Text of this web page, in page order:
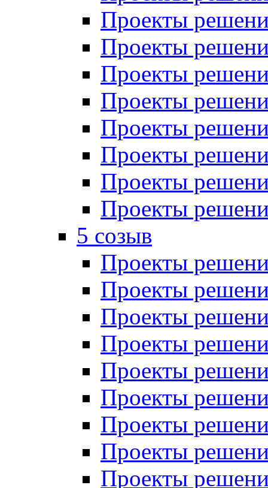
Проекты
Проекты
Проекты
Проекты
Проекты
Проекты
Проекты
Проекты
5 созыв
Проекты
Проекты
Проекты
Проекты
Проекты
Проекты
Проекты
Проекты
Проекты